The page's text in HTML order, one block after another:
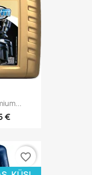
€
favorite_border